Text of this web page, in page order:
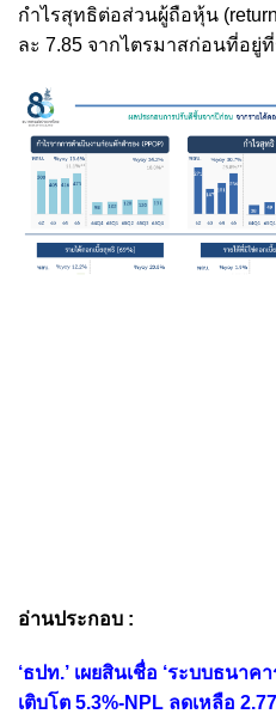
กำไรสุทธิต่อส่วนผู้ถือหุ้น
ละ 7.85 จากไตรมาสก่อนที่อยู่
อ่านประกอบ :
‘ธปท.’ เผยสินเชื่อ ‘ระบบธนา
เติบโต 5.3%-NPL ลดเหลือ